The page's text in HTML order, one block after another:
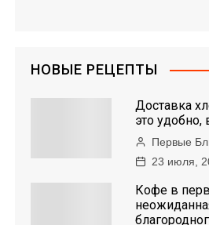
НОВЫЕ РЕЦЕПТЫ
Доставка
это удобно,
Первые
23 июля,
Кофе в